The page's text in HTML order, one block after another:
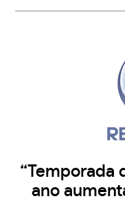
“Temporada
ano